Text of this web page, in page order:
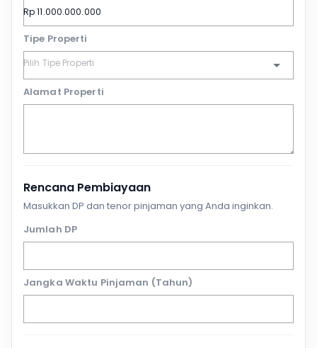
Tipe Properti
Alamat Properti
Rencana Pembiayaan
Masukkan DP dan tenor pinjaman yang Anda inginkan.
Jumlah DP
Jangka Waktu Pinjaman (Tahun)